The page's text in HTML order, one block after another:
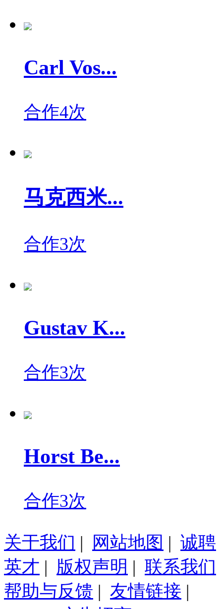
Carl Vos...
合作4次
马克西米...
合作3次
Gustav K...
合作3次
Horst Be...
合作3次
关于我们 | 网站地图 | 诚聘
英才 | 版权声明 | 联系我们
帮助与反馈 | 友情链接 |